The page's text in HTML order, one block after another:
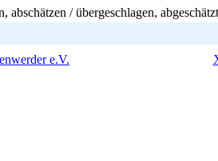
abschätzen / übergeschlagen, abgeschätzt
e.V.